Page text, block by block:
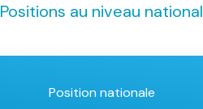
Positions au niveau national
Position nationale